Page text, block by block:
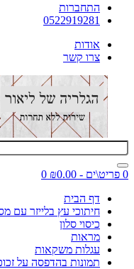
התחברות
0522919281
אודות
צרו קשר
0 פריט\ים - ₪0.00
0
דף הבית
חיתוכי עץ בלייזר עם
כיסוי סלון
מראות
עגלות משקאות
תמונות בהדפסה על